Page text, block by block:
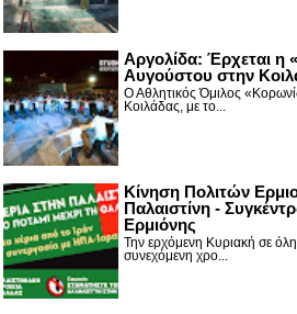
Αργολίδα: Έρχεται η
Αυγούστου στην
Ο Αθλητικός Όμιλος
Κοιλάδας, με το...
Κίνηση Πολιτών
Παλαιστίνη -
Ερμιόνης
Την ερχόμενη Κυριακή σε όλη
συνεχόμενη χρο...